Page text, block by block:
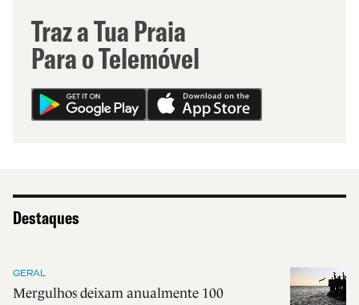
Traz a Tua Praia
Para o Telemóvel
Destaques
GERAL
Mergulhos deixam anualmente 100